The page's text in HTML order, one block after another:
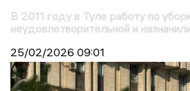
В 2011 году в Туле работу по
неудовлетворительной и
25/02/2026 09:01